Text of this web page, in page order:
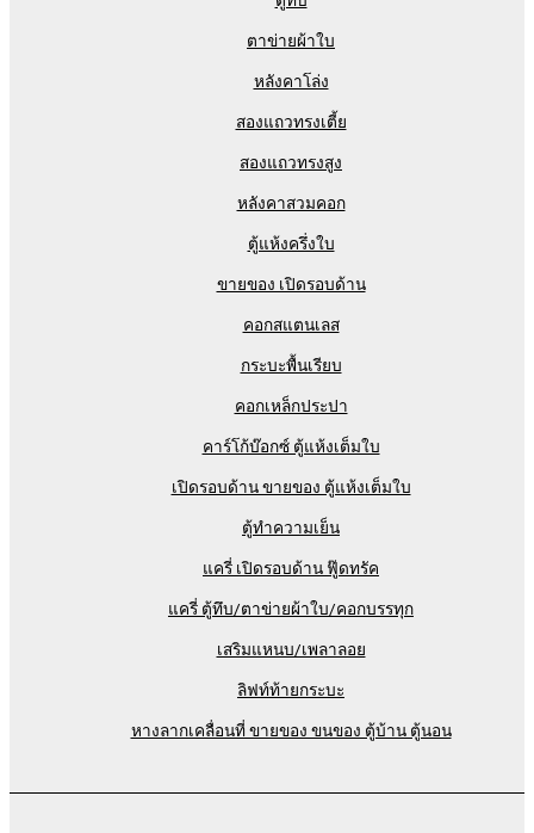
ตาข่ายผ้าใบ
หลังคาโล่ง
สองแถวทรงเตี้ย
สองแถวทรงสูง
หลังคาสวมคอก
ตู้แห้งครึ่งใบ
ขายของ เปิดรอบด้าน
คอกสแตนเลส
กระบะพื้นเรียบ
คอกเหล็กประปา
คาร์โก้บ๊อกซ์ ตู้แห้งเต็มใบ
เปิดรอบด้าน ขายของ ตู้แห้งเต็มใบ
ตู้ทำความเย็น
แครี่ เปิดรอบด้าน ฟู๊ดทรัค
แครี่ ตู้ทึบ/ตาข่ายผ้าใบ/คอกบรรทุก
เสริมแหนบ/เพลาลอย
ลิฟท์ท้ายกระบะ
หางลากเคลื่อนที่ ขายของ ขนของ ตู้บ้าน ตู้นอน